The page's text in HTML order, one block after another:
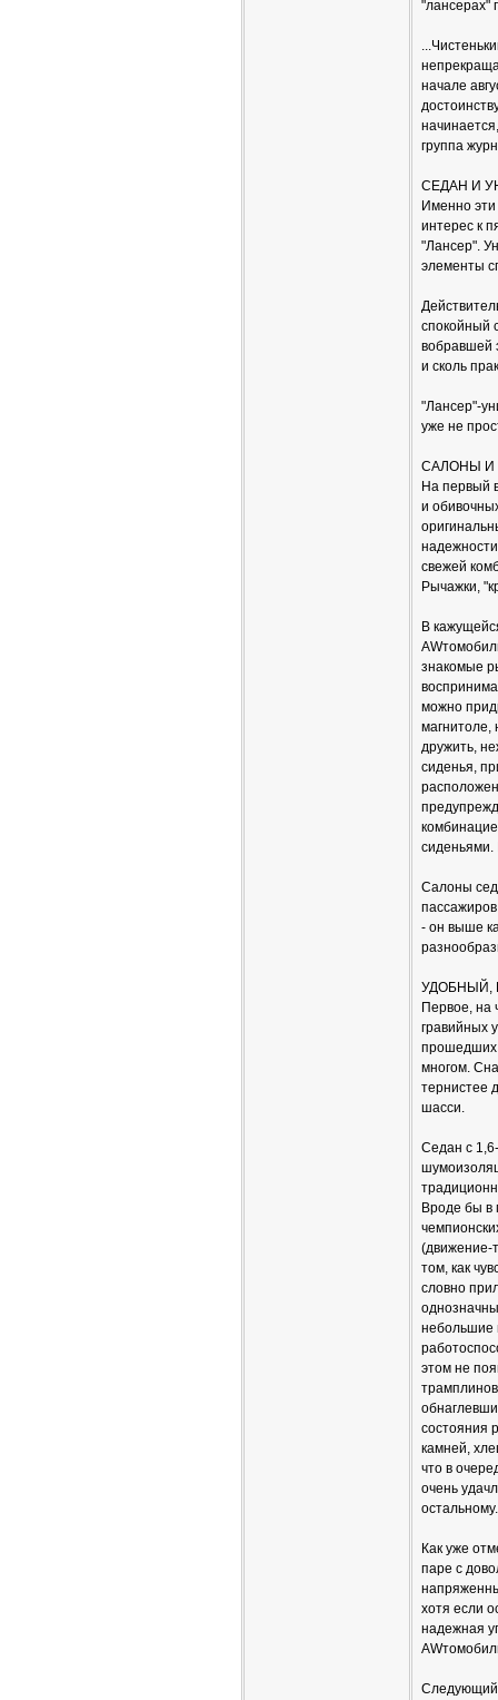
"лансерах"
начале
группа
СЕДАН И
Именно
интерес к
"Лансер".
элементы
спокойный
вобравшей
и сколь
"Лансер"-
уже не
САЛОНЫ И
На первый
и
свежей
Рычажки,
В
знакомые
можно
магнитоле,
дружить,
сиденья,
сиденьями.
Салоны
- он выше
УДОБНЫЙ,
Первое, на
гравийных
прошедших
многом.
тернистее
шасси.
Седан с
Вроде бы в
(движение-
том, как
словно
небольшие
этом не
состояния
камней,
что в
очень
остальному.
Как уже
паре с
хотя если
надежная
Следующий